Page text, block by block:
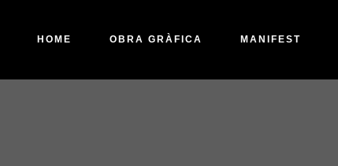
HOME OBRA GRÀFICA MANIFEST